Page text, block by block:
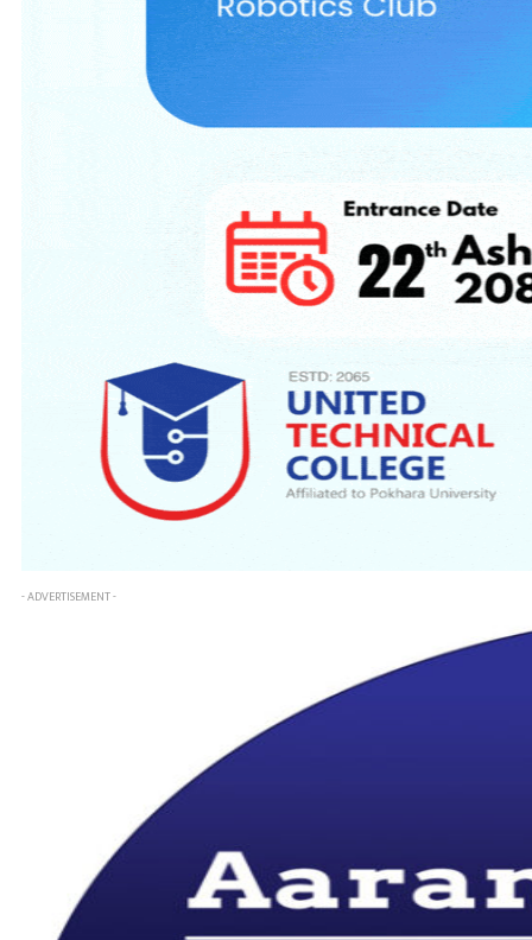
- ADVERTISEMENT -